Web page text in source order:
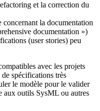
et la correction du
concernant la documentation
documentation »)
(user stories) peu
avec les projets
spécifications très
le modèle pour le valider
aux outils SysML ou autres